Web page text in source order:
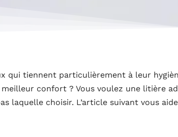
qui tiennent particulièrement à leur
confort ? Vous voulez une litière
laquelle choisir. L’article suivant vous